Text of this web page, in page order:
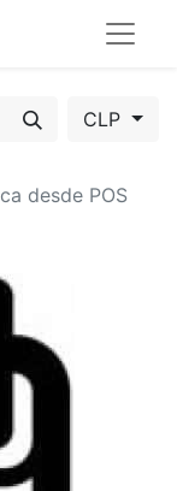
CLP
desde POS